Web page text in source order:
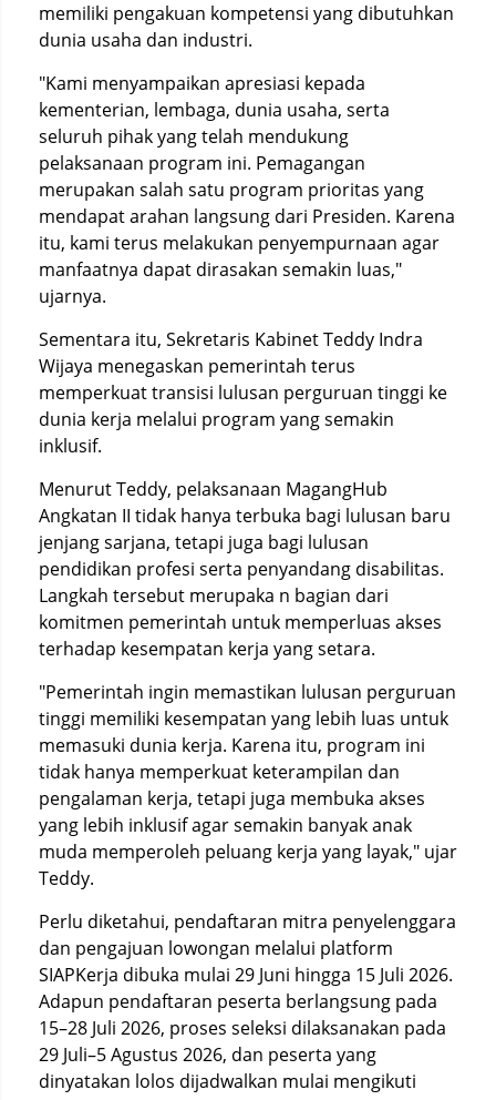
memiliki pengakuan kompetensi yang dibutuhkan
dunia usaha dan industri.
"Kami menyampaikan apresiasi kepada
kementerian, lembaga, dunia usaha, serta
seluruh pihak yang telah mendukung
pelaksanaan program ini. Pemagangan
merupakan salah satu program prioritas yang
mendapat arahan langsung dari Presiden. Karena
itu, kami terus melakukan penyempurnaan agar
manfaatnya dapat dirasakan semakin luas,"
ujarnya.
Sementara itu, Sekretaris Kabinet Teddy Indra
Wijaya menegaskan pemerintah terus
memperkuat transisi lulusan perguruan tinggi ke
dunia kerja melalui program yang semakin
inklusif.
Menurut Teddy, pelaksanaan MagangHub
Angkatan II tidak hanya terbuka bagi lulusan baru
jenjang sarjana, tetapi juga bagi lulusan
pendidikan profesi serta penyandang disabilitas.
Langkah tersebut merupaka n bagian dari
komitmen pemerintah untuk memperluas akses
terhadap kesempatan kerja yang setara.
"Pemerintah ingin memastikan lulusan perguruan
tinggi memiliki kesempatan yang lebih luas untuk
memasuki dunia kerja. Karena itu, program ini
tidak hanya memperkuat keterampilan dan
pengalaman kerja, tetapi juga membuka akses
yang lebih inklusif agar semakin banyak anak
muda memperoleh peluang kerja yang layak," ujar
Teddy.
Perlu diketahui, pendaftaran mitra penyelenggara
dan pengajuan lowongan melalui platform
SIAPKerja dibuka mulai 29 Juni hingga 15 Juli 2026.
Adapun pendaftaran peserta berlangsung pada
15–28 Juli 2026, proses seleksi dilaksanakan pada
29 Juli–5 Agustus 2026, dan peserta yang
dinyatakan lolos dijadwalkan mulai mengikuti